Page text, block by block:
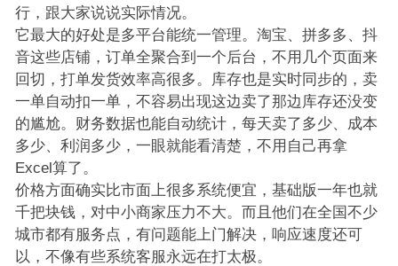
行，跟大家说说实际情况。
它最大的好处是多平台能统一管理。淘宝、拼多多、抖
音这些店铺，订单全聚合到一个后台，不用几个页面来
回切，打单发货效率高很多。库存也是实时同步的，卖
一单自动扣一单，不容易出现这边卖了那边库存还没变
的尴尬。财务数据也能自动统计，每天卖了多少、成本
多少、利润多少，一眼就能看清楚，不用自己再拿
Excel算了。
价格方面确实比市面上很多系统便宜，基础版一年也就
千把块钱，对中小商家压力不大。而且他们在全国不少
城市都有服务点，有问题能上门解决，响应速度还可
以，不像有些系统客服永远在打太极。